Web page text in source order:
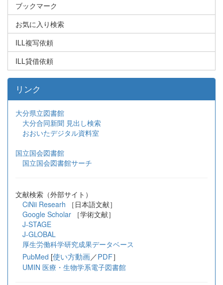
ブックマーク
お気に入り検索
ILL複写依頼
ILL貸借依頼
リンク
大分県立図書館
大分合同新聞 見出し検索
おおいたデジタル資料室
国立国会図書館
国立国会図書館サーチ
文献検索（外部サイト）
CiNii Researh ［日本語文献］
Google Scholar
［学術文献］
J-STAGE
J-GLOBAL
厚生労働科学研究成果データベース
PubMed [使い方動画／PDF］
UMIN 医療・生物学系電子図書館